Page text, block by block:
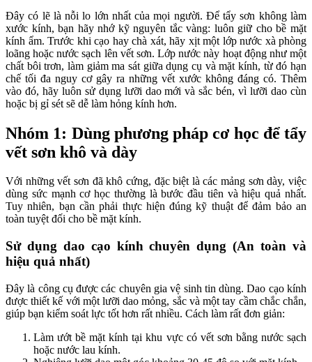
Đây có lẽ là nỗi lo lớn nhất của mọi người. Để tẩy sơn không làm
xước kính, bạn hãy nhớ kỹ nguyên tắc vàng: luôn giữ cho bề mặt
kính ẩm. Trước khi cạo hay chà xát, hãy xịt một lớp nước xà phòng
loãng hoặc nước sạch lên vết sơn. Lớp nước này hoạt động như một
chất bôi trơn, làm giảm ma sát giữa dụng cụ và mặt kính, từ đó hạn
chế tối đa nguy cơ gây ra những vết xước không đáng có. Thêm
vào đó, hãy luôn sử dụng lưỡi dao mới và sắc bén, vì lưỡi dao cùn
hoặc bị gỉ sét sẽ dễ làm hỏng kính hơn.
Nhóm 1: Dùng phương pháp cơ học để tẩy
vết sơn khô và dày
Với những vết sơn đã khô cứng, đặc biệt là các mảng sơn dày, việc
dùng sức mạnh cơ học thường là bước đầu tiên và hiệu quả nhất.
Tuy nhiên, bạn cần phải thực hiện đúng kỹ thuật để đảm bảo an
toàn tuyệt đối cho bề mặt kính.
Sử dụng dao cạo kính chuyên dụng (An toàn và
hiệu quả nhất)
Đây là công cụ được các chuyên gia vệ sinh tin dùng. Dao cạo kính
được thiết kế với một lưỡi dao mỏng, sắc và một tay cầm chắc chắn,
giúp bạn kiểm soát lực tốt hơn rất nhiều. Cách làm rất đơn giản:
Làm ướt bề mặt kính tại khu vực có vết sơn bằng nước sạch
hoặc nước lau kính.